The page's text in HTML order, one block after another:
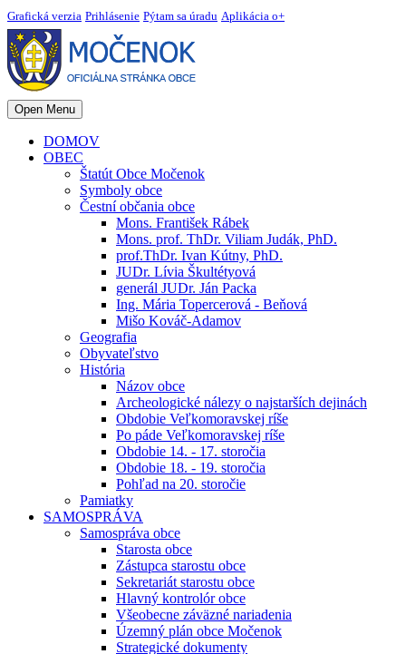
Grafická verzia Prihlásenie Pýtam sa úradu Aplikácia o+
Open Menu
DOMOV
OBEC
Štatút Obce Močenok
Symboly obce
Čestní občania obce
Mons. František Rábek
Mons. prof. ThDr. Viliam Judák, PhD.
prof.ThDr. Ivan Kútny, PhD.
JUDr. Lívia Škultétyová
generál JUDr. Ján Packa
Ing. Mária Topercerová - Beňová
Mišo Kováč-Adamov
Geografia
Obyvateľstvo
História
Názov obce
Archeologické nálezy o najstarších dejinách
Obdobie Veľkomoravskej ríše
Po páde Veľkomoravskej ríše
Obdobie 14. - 17. storočia
Obdobie 18. - 19. storočia
Pohľad na 20. storočie
Pamiatky
SAMOSPRÁVA
Samospráva obce
Starosta obce
Zástupca starostu obce
Sekretariát starostu obce
Hlavný kontrolór obce
Všeobecne záväzné nariadenia
Územný plán obce Močenok
Strategické dokumenty